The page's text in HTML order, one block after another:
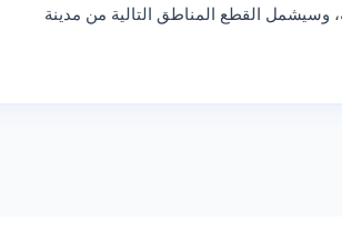
وسيشمل القطع المناطق التالية من مدينة